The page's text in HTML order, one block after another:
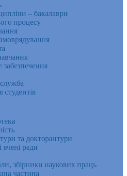
– бакалаври
процесу
забезпечення
студентів
та докторантури
вчені ради
збірники наукових праць
частина